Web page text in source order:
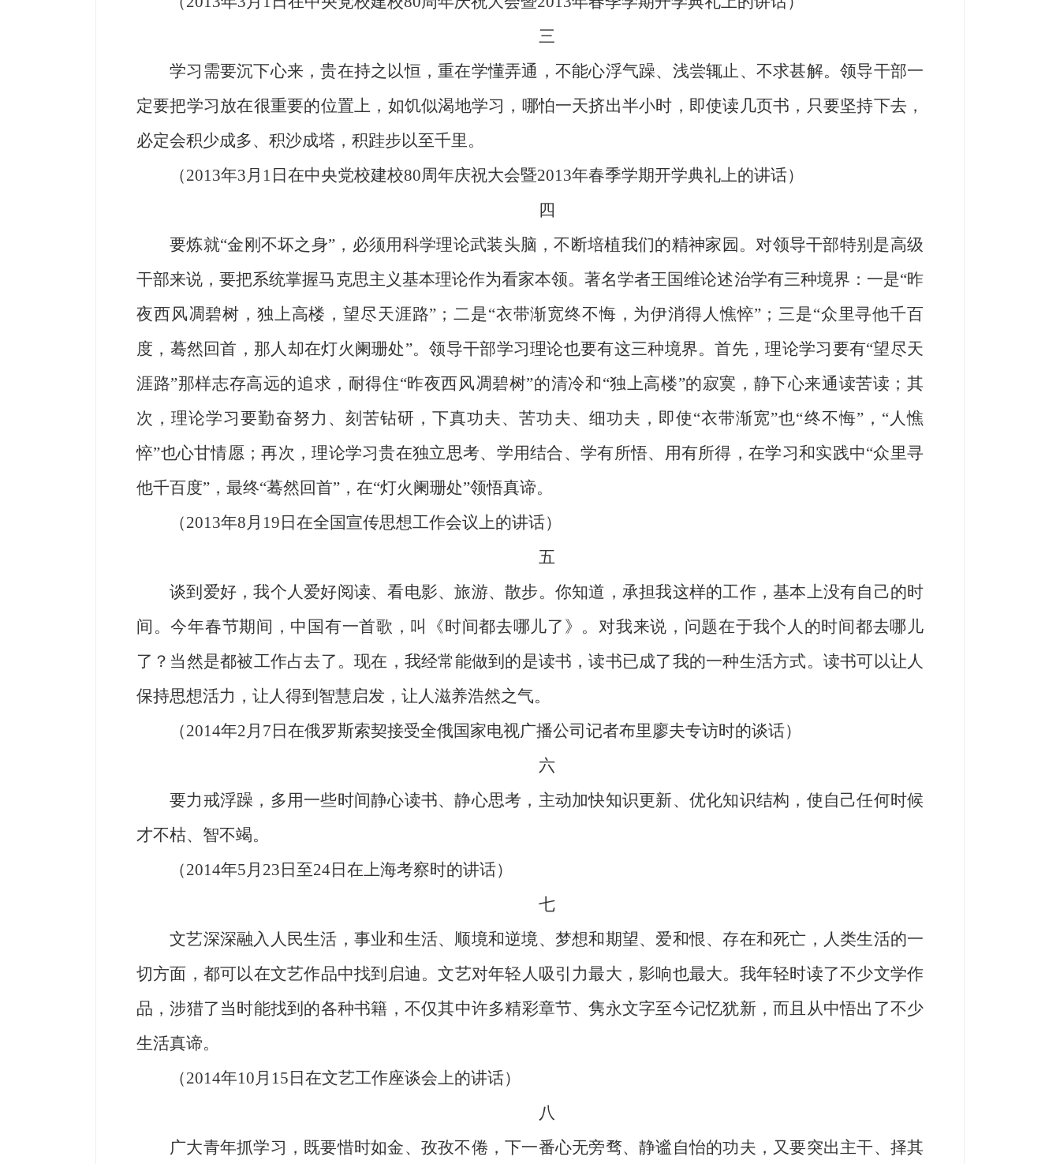
三
学习需要沉下心来，贵在持之以恒，重在学懂弄通，不能心浮气躁、浅尝辄止、不求甚解。领导干部一
定要把学习放在很重要的位置上，如饥似渴地学习，哪怕一天挤出半小时，即使读几页书，只要坚持下去，
必定会积少成多、积沙成塔，积跬步以至千里。
（2013年3月1日在中央党校建校80周年庆祝大会暨2013年春季学期开学典礼上的讲话）
四
要炼就“金刚不坏之身”，必须用科学理论武装头脑，不断培植我们的精神家园。对领导干部特别是高级
干部来说，要把系统掌握马克思主义基本理论作为看家本领。著名学者王国维论述治学有三种境界：一是“昨
夜西风凋碧树，独上高楼，望尽天涯路”；二是“衣带渐宽终不悔，为伊消得人憔悴”；三是“众里寻他千百
度，蓦然回首，那人却在灯火阑珊处”。领导干部学习理论也要有这三种境界。首先，理论学习要有“望尽天
涯路”那样志存高远的追求，耐得住“昨夜西风凋碧树”的清冷和“独上高楼”的寂寞，静下心来通读苦读；其
次，理论学习要勤奋努力、刻苦钻研，下真功夫、苦功夫、细功夫，即使“衣带渐宽”也“终不悔”，“人憔
悴”也心甘情愿；再次，理论学习贵在独立思考、学用结合、学有所悟、用有所得，在学习和实践中“众里寻
他千百度”，最终“蓦然回首”，在“灯火阑珊处”领悟真谛。
（2013年8月19日在全国宣传思想工作会议上的讲话）
五
谈到爱好，我个人爱好阅读、看电影、旅游、散步。你知道，承担我这样的工作，基本上没有自己的时
间。今年春节期间，中国有一首歌，叫《时间都去哪儿了》。对我来说，问题在于我个人的时间都去哪儿
了？当然是都被工作占去了。现在，我经常能做到的是读书，读书已成了我的一种生活方式。读书可以让人
保持思想活力，让人得到智慧启发，让人滋养浩然之气。
（2014年2月7日在俄罗斯索契接受全俄国家电视广播公司记者布里廖夫专访时的谈话）
六
要力戒浮躁，多用一些时间静心读书、静心思考，主动加快知识更新、优化知识结构，使自己任何时候
才不枯、智不竭。
（2014年5月23日至24日在上海考察时的讲话）
七
文艺深深融入人民生活，事业和生活、顺境和逆境、梦想和期望、爱和恨、存在和死亡，人类生活的一
切方面，都可以在文艺作品中找到启迪。文艺对年轻人吸引力最大，影响也最大。我年轻时读了不少文学作
品，涉猎了当时能找到的各种书籍，不仅其中许多精彩章节、隽永文字至今记忆犹新，而且从中悟出了不少
生活真谛。
（2014年10月15日在文艺工作座谈会上的讲话）
八
广大青年抓学习，既要惜时如金、孜孜不倦，下一番心无旁骛、静谧自怡的功夫，又要突出主干、择其